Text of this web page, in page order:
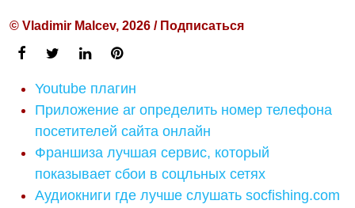
© Vladimir Malcev, 2026 / Подписаться
Youtube плагин
Приложение ar определить номер телефона
посетителей сайта онлайн
Франшиза лучшая сервис, который
показывает сбои в соцльных сетях
Аудиокниги где лучше слушать socfishing.com